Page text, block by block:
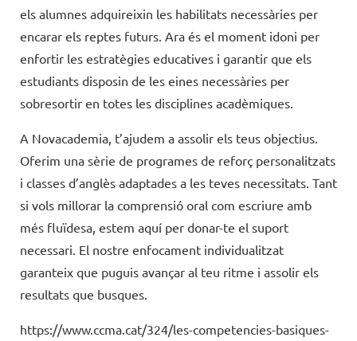
els alumnes adquireixin les habilitats necessàries per
encarar els reptes futurs. Ara és el moment idoni per
enfortir les estratègies educatives i garantir que els
estudiants disposin de les eines necessàries per
sobresortir en totes les disciplines acadèmiques.
A Novacademia, t’ajudem a assolir els teus objectius.
Oferim una sèrie de programes de reforç personalitzats
i classes d’anglès adaptades a les teves necessitats. Tant
si vols millorar la comprensió oral com escriure amb
més fluïdesa, estem aquí per donar-te el suport
necessari. El nostre enfocament individualitzat
garanteix que puguis avançar al teu ritme i assolir els
resultats que busques.
https://www.ccma.cat/324/les-competencies-basiques-